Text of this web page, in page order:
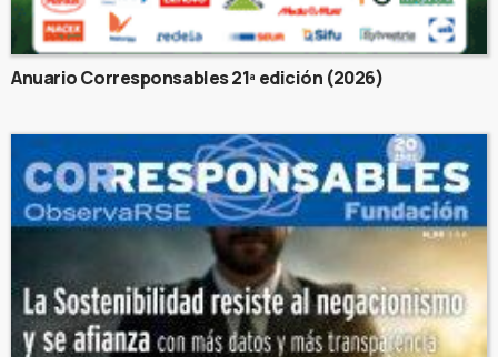
Anuario Corresponsables 21ª edición (2026)